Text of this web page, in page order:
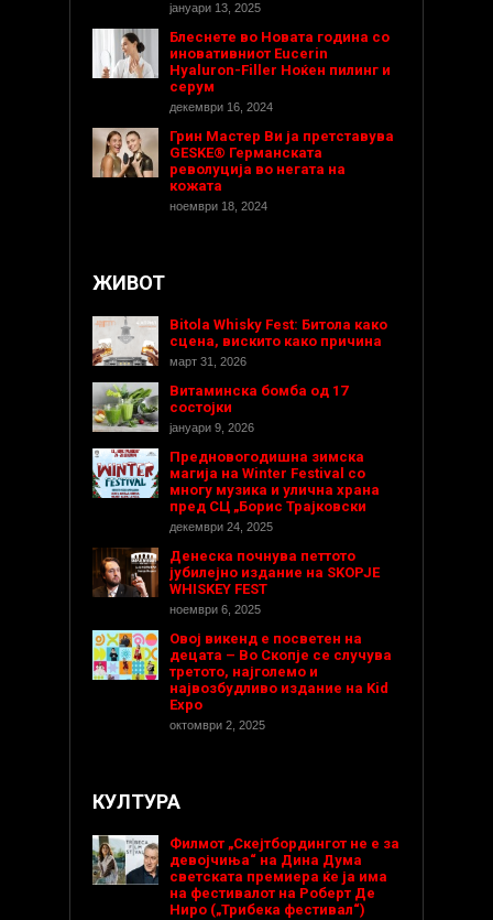
јануари 13, 2025
Блеснете во Новата година со
иновативниот Eucerin
Hyaluron-Filler Ноќен пилинг и
серум
декември 16, 2024
Грин Мастер Ви ја претставува
GESKE® Германската
револуција во негата на
кожата
ноември 18, 2024
ЖИВОТ
Bitola Whisky Fest: Битола како
сцена, вискито како причина
март 31, 2026
Витаминска бомба од 17
состојки
јануари 9, 2026
Предновогодишнa зимска
магија на Winter Festival со
многу музика и улична храна
пред СЦ „Борис Трајковски
декември 24, 2025
Денеска почнува петтото
јубилејно издание на SKOPJE
WHISKEY FEST
ноември 6, 2025
Овој викенд е посветен на
децата – Во Скопје се случува
третото, најголемо и
највозбудливо издание на Kid
Expo
октомври 2, 2025
КУЛТУРА
Филмот „Скејтбордингот не е за
девојчиња“ на Дина Дума
светската премиера ќе ја има
на фестивалот на Роберт Де
Ниро („Трибека фестивал“)